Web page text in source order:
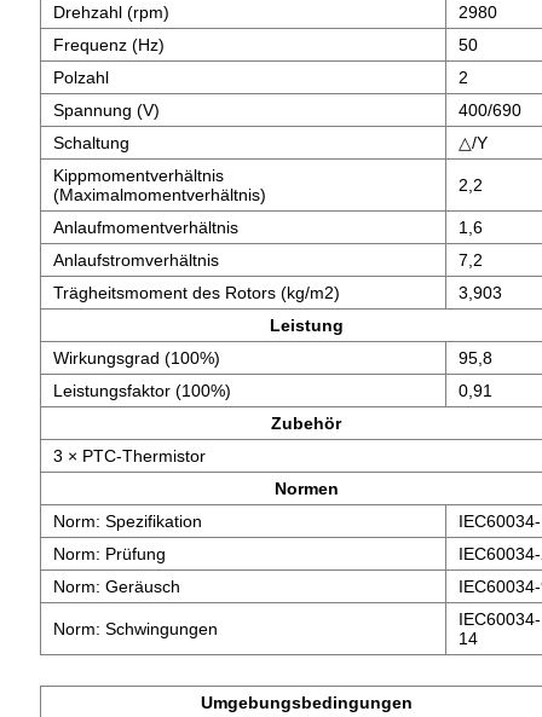
Drehzahl (rpm)
2980
Frequenz (Hz)
50
Polzahl
2
Spannung (V)
400/690
Schaltung
△/Y
Kippmomentverhältnis
(Maximalmomentverhältnis)
2,2
Anlaufmomentverhältnis
1,6
Anlaufstromverhältnis
7,2
Trägheitsmoment des Rotors (kg/m2)
3,903
Leistung
Wirkungsgrad (100%)
95,8
Leistungsfaktor (100%)
0,91
Zubehör
3 × PTC-Thermistor
Normen
Norm: Spezifikation
Norm: Prüfung
Norm: Geräusch
Norm: Schwingungen
IEC60034-
14
Umgebungsbedingungen